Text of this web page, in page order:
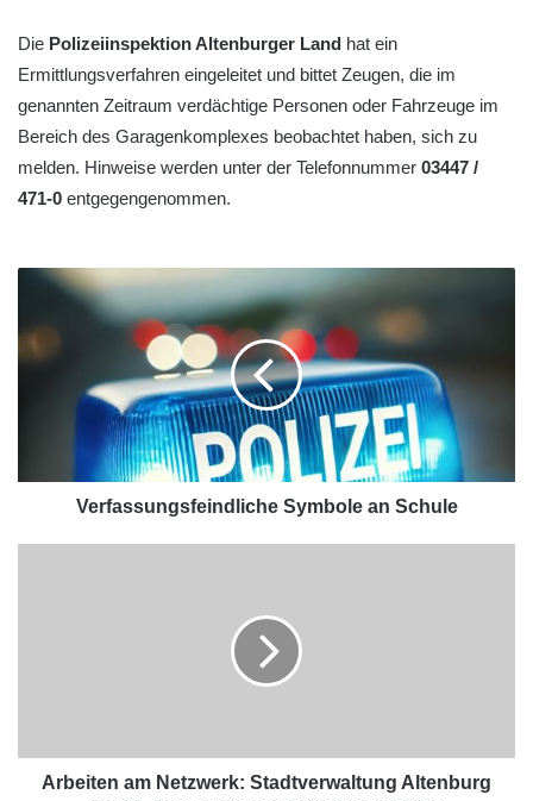
Die Polizeiinspektion Altenburger Land hat ein
Ermittlungsverfahren eingeleitet und bittet Zeugen, die im
genannten Zeitraum verdächtige Personen oder Fahrzeuge im
Bereich des Garagenkomplexes beobachtet haben, sich zu
melden. Hinweise werden unter der Telefonnummer 03447 /
471-0 entgegengenommen.
Verfassungsfeindliche Symbole an Schule
Arbeiten am Netzwerk: Stadtverwaltung Altenburg